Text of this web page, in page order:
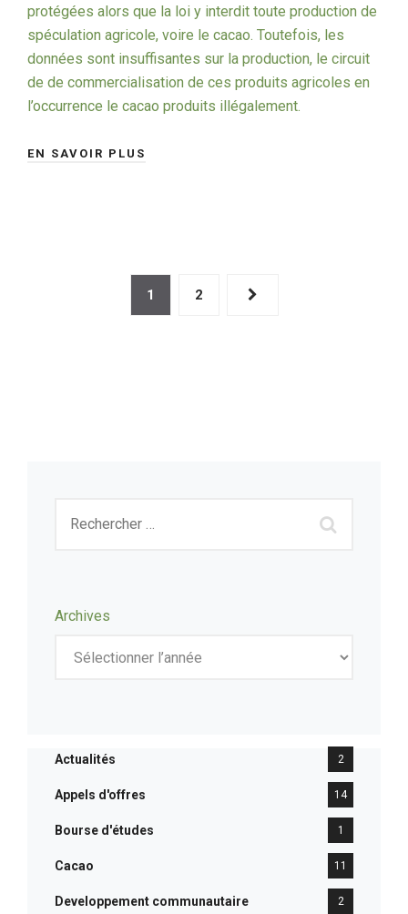
protégées alors que la loi y interdit toute production de
spéculation agricole, voire le cacao. Toutefois, les
données sont insuffisantes sur la production, le circuit
de de commercialisation de ces produits agricoles en
l’occurrence le cacao produits illégalement.
EN SAVOIR PLUS
1 2
Archives
Actualités 2
Appels d'offres 14
Bourse d'études 1
Cacao 11
Developpement communautaire 2